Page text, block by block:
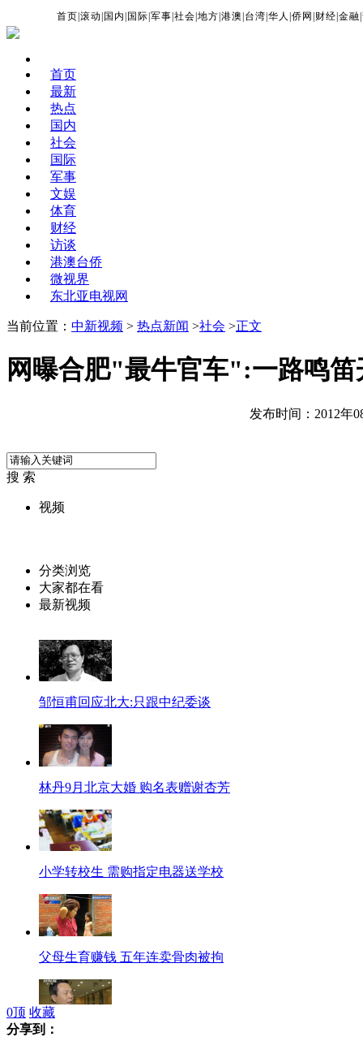
首页 |滚动 国内 国际 |军事 |社会 |地方 |港澳 台湾 |华人 |侨网 财经 |金融 |
首页
最新
热点
国内
社会
国际
军事
文娱
体育
财经
访谈
港澳台侨
微视界
东北亚电视网
当前位置： 中新视频 > 热点新闻 >社会 >正文
网曝合肥"最牛官车":一路鸣笛
发布时间：2012年
搜 索
视频
分类浏览
大家都在看
最新视频
邹恒甫回应北大:只跟中纪委谈
林丹9月北京大婚 购名表赠谢杏芳
小学转校生 需购指定电器送学校
父母生育赚钱 五年连卖骨肉被拘
0顶 收藏
分享到：